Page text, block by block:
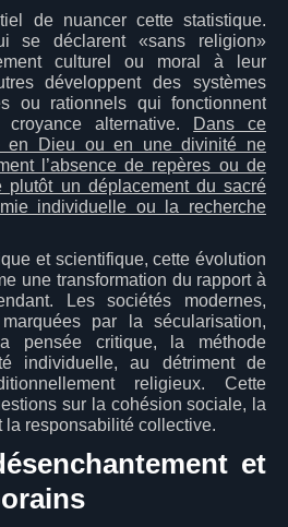
de nuancer cette statistique.
se déclarent «sans religion»
culturel ou moral à leur
développent des systèmes
ou rationnels qui fonctionnent
alternative.
Dans ce
en Dieu ou en une divinité ne
l’absence de repères ou de
plutôt un déplacement du sacré
individuelle ou la recherche
et scientifique, cette évolution
une transformation du rapport à
Les sociétés modernes,
par la sécularisation,
pensée critique, la méthode
individuelle, au détriment de
religieux. Cette
sur la cohésion sociale, la
responsabilité collective.
et